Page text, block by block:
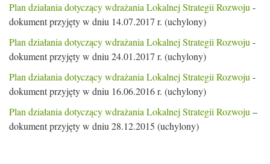
Plan działania dotyczący wdrażania Lokalnej Strategii Rozwoju -
dokument przyjęty w dniu 14.07.2017 r. (uchylony)
Plan działania dotyczący wdrażania Lokalnej Strategii Rozwoju -
dokument przyjęty w dniu 24.01.2017 r. (uchylony)
Plan działania dotyczący wdrażania Lokalnej Strategii Rozwoju -
dokument przyjęty w dniu 16.06.2016 r. (uchylony)
Plan działania dotyczący wdrażania Lokalnej Strategii Rozwoju –
dokument przyjęty w dniu 28.12.2015 (uchylony)